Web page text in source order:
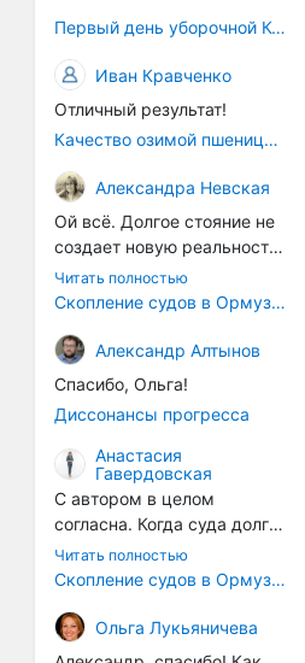
Первый день уборочной Компании 2026🫡Считаю открытым.
Иван Кравченко
Отличный результат!
Качество озимой пшеницы 2026 год
Александра Невская
Ой всё. Долгое стояние не
создает новую реальность.
Морские организмы всегда
накапливаются на судах.
на чистку от тех самых
организмов. И год за
годом, век за веком суда
разносят эти самые
организмы по пути
следования.
Читать полностью
Скопление судов в Ормузском проливе грозит катастрофическим распространением инвазивных видов
Александр Алтынов
Спасибо, Ольга!
Диссонансы прогресса
Анастасия
Гавердовская
С автором в целом
согласна. Когда суда долго
стоят в теплой воде, на их
корпусах активно
организмы, и потом они
могут быть перенесены в
Читать полностью
Скопление судов в Ормузском проливе грозит катастрофическим распространением инвазивных видов
Ольга Лукьяничева